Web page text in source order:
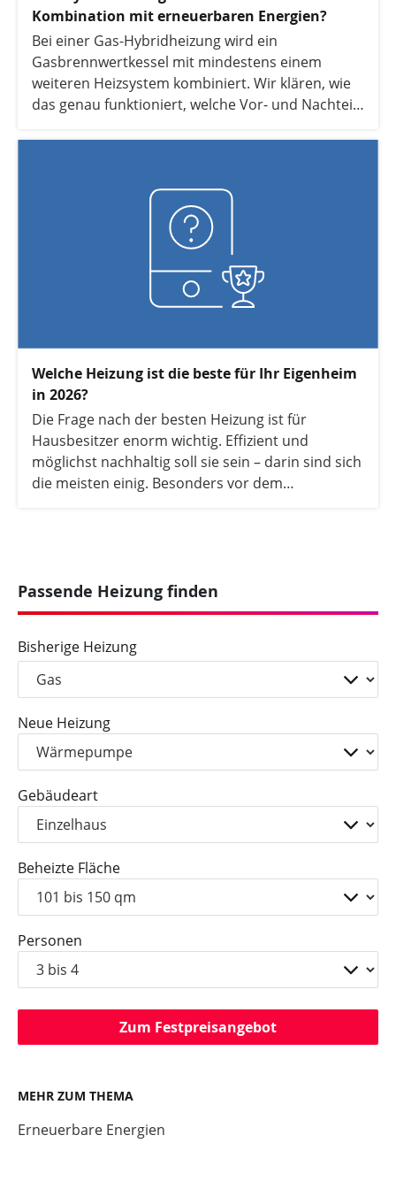
Kombination mit erneuerbaren Energien?
Bei einer Gas-Hybridheizung wird ein
Gasbrennwertkessel mit mindestens einem
weiteren Heizsystem kombiniert. Wir klären, wie
das genau funktioniert, welche Vor- und Nachteile
Welche Heizung ist die beste für Ihr Eigenheim
in 2026?
Die Frage nach der besten Heizung ist für
Hausbesitzer enorm wichtig. Effizient und
möglichst nachhaltig soll sie sein – darin sind sich
die meisten einig. Besonders vor dem
Suche nach der besten Heizung der Zukunft. Auch
wenn es keine pauschale Lösung gibt, stellen wir
vergleichen wir die wichtigsten Faktoren
miteinander und zeigen auf, welches Heizsystem
alle Anforderungen des neuen sog.
Heizungsgesetzes erfüllt.
Passende Heizung finden
Bisherige Heizung
Neue Heizung
Gebäudeart
Beheizte Fläche
Personen
Zum Festpreisangebot
MEHR ZUM THEMA
Erneuerbare Energien